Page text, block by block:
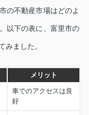
の不動産市場はどのよ
以下の表に、富里市の
みました。
メリット
車でのアクセスは良
好